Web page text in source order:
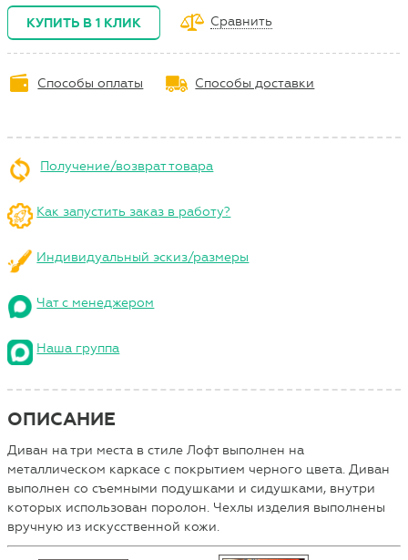
КУПИТЬ В 1 КЛИК Сравнить
Способы оплаты Способы доставки
Получение/возврат товара
Как запустить заказ в работу?
Индивидуальный эскиз/размеры
Чат с менеджером
Наша группа
ОПИСАНИЕ
Диван на три места в стиле Лофт выполнен на
металлическом каркасе с покрытием черного цвета. Диван
выполнен со съемными подушками и сидушками, внутри
которых использован поролон. Чехлы изделия выполнены
вручную из искусственной кожи.